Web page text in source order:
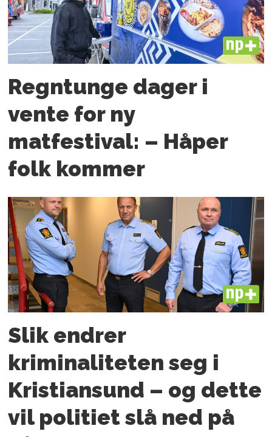
PLUS
Regntunge dager i
vente for ny
matfestival: – Håper
folk kommer
PLUS
Slik endrer
kriminaliteten seg i
Kristiansund – og dette
vil politiet slå ned på